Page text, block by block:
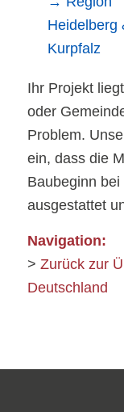
Heidelberg
Kurpfalz
Ihr Projekt
oder
Problem.
ein, dass die
Baubeginn
ausgestattet
Navigation:
> Zurück zur
Deutschland